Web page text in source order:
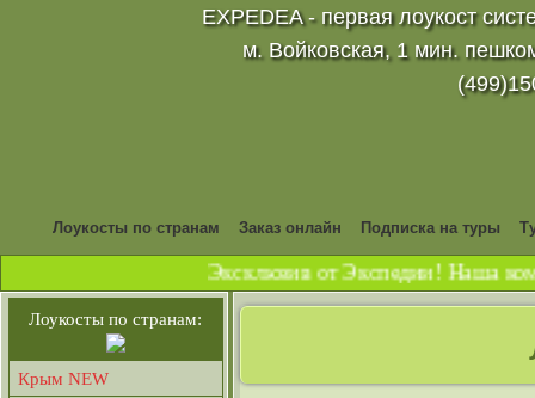
EXPEDEA - первая лоукост
м. Войковская, 1 мин.
Лоукосты по странам Заказ онлайн Подписка на туры
Эксклюзив от Экспедии! Наша
Лоукосты по странам:
Крым NEW